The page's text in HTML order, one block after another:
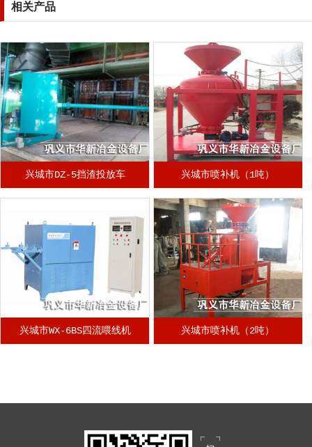
相关产品
兴城市DZ-5挡渣投放车 兴城市喷补机（1吨）
兴城市WX-6BS四流喂线机 兴城市喷补机（2吨）